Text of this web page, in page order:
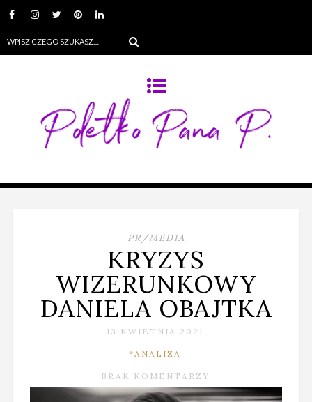
PR/MEDIA
KRYZYS
WIZERUNKOWY
DANIELA OBAJTKA
13 KWIETNIA 2021
*ANALIZA
BRAK KOMENTARZY